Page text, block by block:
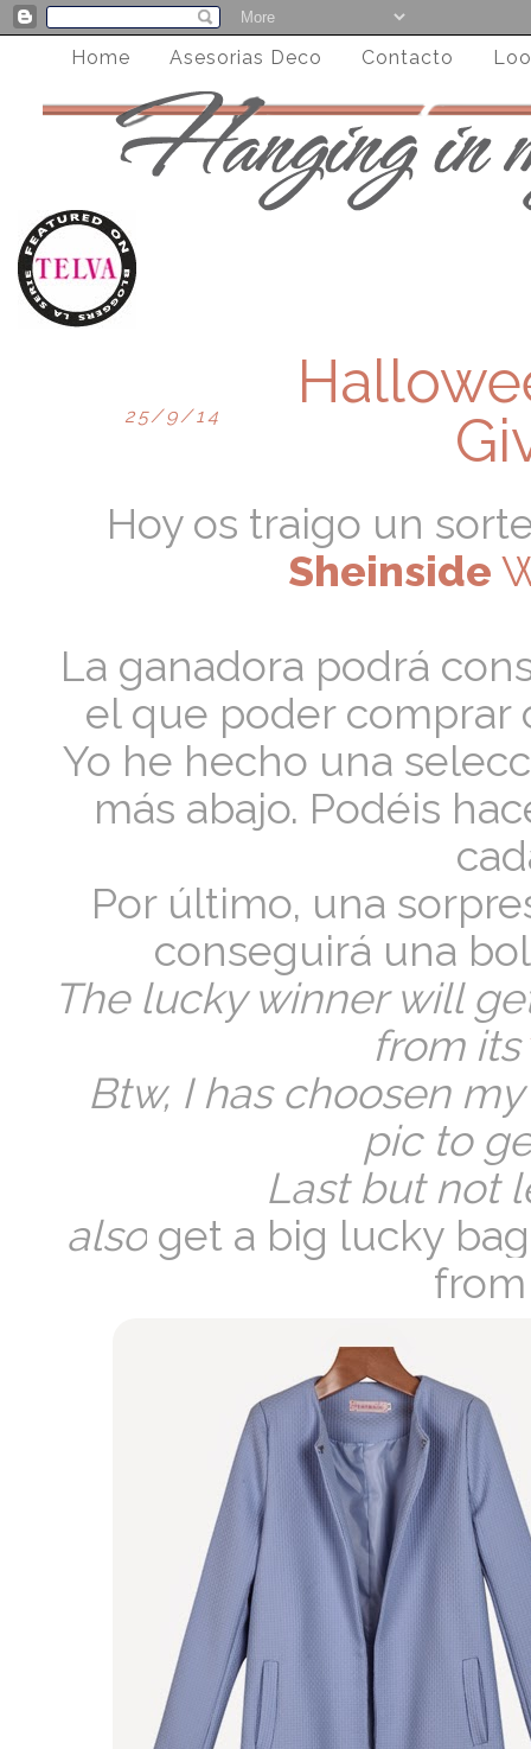
Home Asesorias Deco Contacto
25/9/14
Hoy os traigo un
Sheinside
La ganadora podrá
el que poder
Yo he hecho una
más abajo. Podéis
Por último, una
conseguirá una
The lucky winner will
from its
Btw, I has choosen
pic to
Last but not
also get a big lucky